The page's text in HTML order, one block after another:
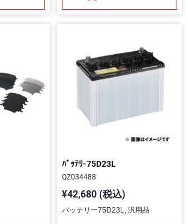
ﾊﾞｯﾃﾘ-75D23L
QZ034488
¥42,680 (税込)
バッテリー75D23L, 汎用品